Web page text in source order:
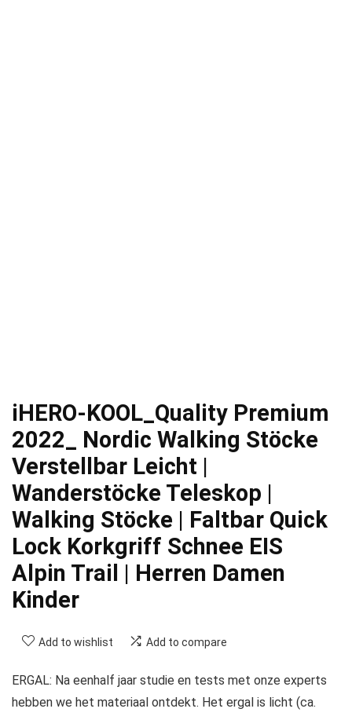
iHERO-KOOL_Quality Premium
2022_ Nordic Walking Stöcke
Verstellbar Leicht |
Wanderstöcke Teleskop |
Walking Stöcke | Faltbar Quick
Lock Korkgriff Schnee EIS
Alpin Trail | Herren Damen
Kinder
Add to wishlist Add to compare
ERGAL: Na eenhalf jaar studie en tests met onze experts
hebben we het materiaal ontdekt. Het ergal is licht (ca.